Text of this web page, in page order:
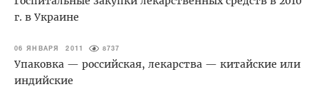
г. в Украине
06 ЯНВАРЯ 2011 8737
Упаковка — российская, лекарства — китайские или
индийские